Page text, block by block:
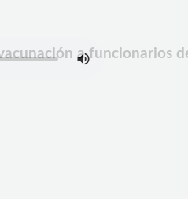
a funcionarios